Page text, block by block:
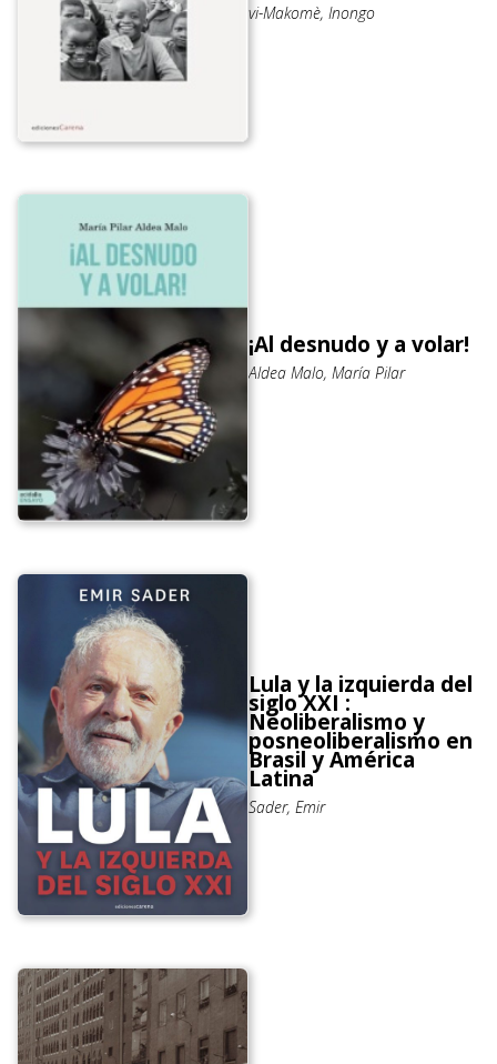
vi-Makomè, Inongo
¡Al desnudo y a volar!
Aldea Malo, María Pilar
Lula y la izquierda del
siglo XXI :
Neoliberalismo y
posneoliberalismo en
Brasil y América
Latina
Sader, Emir